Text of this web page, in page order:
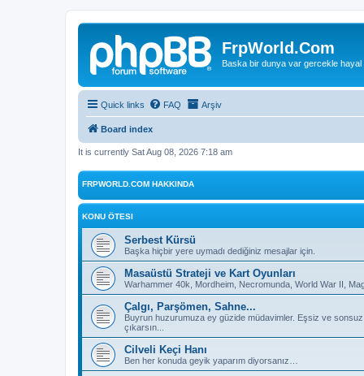
FrpWorld.Com
Baska bir dunya var gercekle hayal
Quick links FAQ Arşiv
Board index
It is currently Sat Aug 08, 2026 7:18 am
FRPWORLD.COM HAKKINDA
KONU ÖTESI
Serbest Kürsü
Başka hiçbir yere uymadı dediğiniz mesajlar için.
Masaüstü Strateji ve Kart Oyunları
Warhammer 40k, Mordheim, Necromunda, World War II,
Çalgı, Parşömen, Sahne...
Buyrun huzurumuza ey güzide müdavimler. Eşsiz ve sonsuz
çıkarsın...
Cilveli Keçi Hanı
Ben her konuda geyik yaparım diyorsanız…